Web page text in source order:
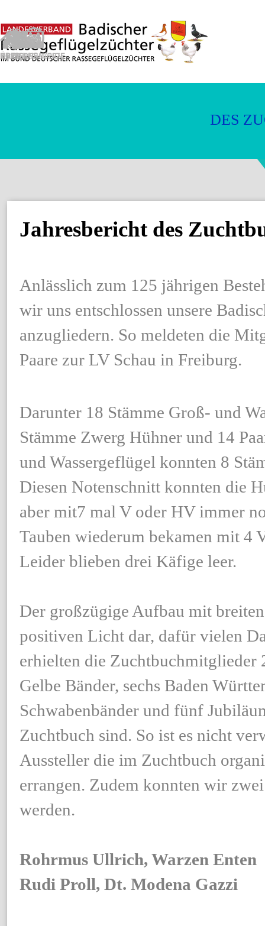
DES ZU
Jahresbericht des
Anlässlich zum 125 jährigen
wir uns entschlossen unsere
anzugliedern. So meldeten die
Paare zur LV Schau in Freiburg.
Darunter 18 Stämme Groß- und
Stämme Zwerg Hühner und 14
und Wassergeflügel konnten 8
Diesen Notenschnitt konnten die
aber mit7 mal V oder HV immer
Tauben wiederum bekamen mit 4
Leider blieben drei Käfige leer.
Der großzügige Aufbau mit
positiven Licht dar, dafür vielen
erhielten die Zuchtbuchmitglieder
Gelbe Bänder, sechs Baden
Schwabenbänder und fünf
Zuchtbuch sind. So ist es nicht
Aussteller die im Zuchtbuch
errangen. Zudem konnten wir
werden.
Rohrmus Ullrich, Warzen Enten
Rudi Proll, Dt. Modena Gazzi